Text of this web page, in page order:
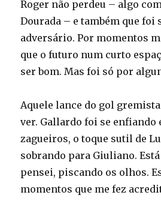
Roger não perdeu – algo
Dourada – e também que foi
adversário. Por momentos
que o futuro num curto
ser bom. Mas foi só por
Aquele lance do gol
ver. Gallardo foi se enfiando
zagueiros, o toque sutil de
sobrando para Giuliano.
pensei, piscando os olhos.
momentos que me fez